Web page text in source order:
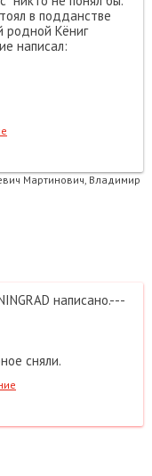
в подданстве
родной Кёниг
написал:
Мартинович, Владимир
написано.---
сняли.